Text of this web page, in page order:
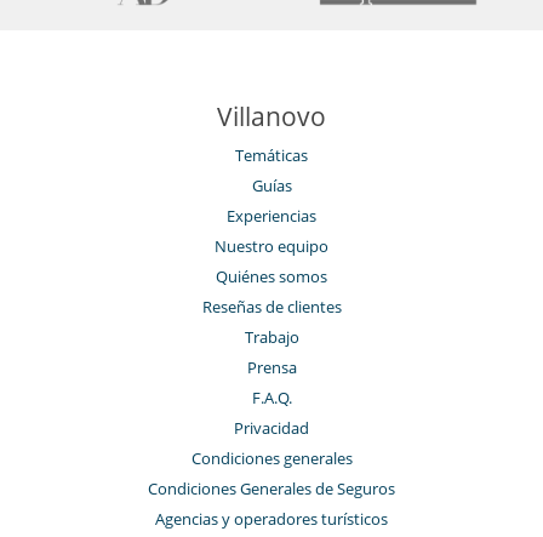
Villanovo
Temáticas
Guías
Experiencias
Nuestro equipo
Quiénes somos
Reseñas de clientes
Trabajo
Prensa
F.A.Q.
Privacidad
Condiciones generales
Condiciones Generales de Seguros
Agencias y operadores turísticos